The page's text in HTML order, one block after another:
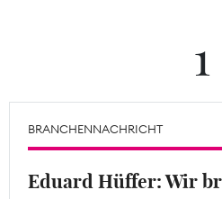
Mitgliederbereich
1
BRANCHENNACHRICHT
Eduard Hüffer: Wir